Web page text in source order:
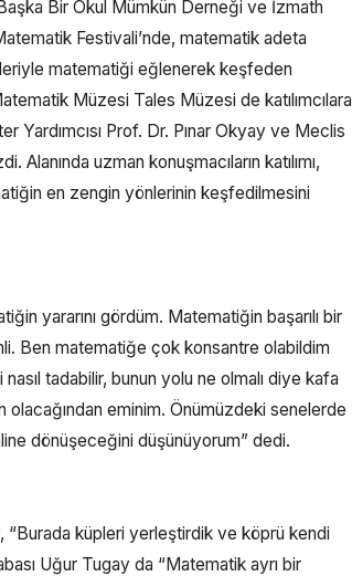
Bir Okul Mümkün Derneği ve İzmath
Festivali’nde, matematik adeta
matematiği eğlenerek keşfeden
Müzesi Tales Müzesi de katılımcılara
Prof. Dr. Pınar Okyay ve Meclis
uzman konuşmacıların katılımı,
en zengin yönlerinin keşfedilmesini
yararını gördüm. Matematiğin başarılı bir
Ben matematiğe çok konsantre olabildim
tadabilir, bunun yolu ne olmalı diye kafa
eminim. Önümüzdeki senelerde
dönüşeceğini düşünüyorum” dedi.
“Burada küpleri yerleştirdik ve köprü kendi
Uğur Tugay da “Matematik ayrı bir